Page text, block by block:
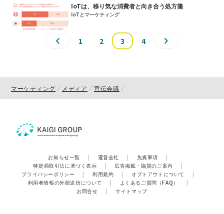
IoTは、移り気な消費者と向き合う処方箋
IoTとマーケティング
1 2 3 4
マーケティング メディア 宣伝会議
お知らせ一覧 | 運営会社 | 免責事項
|
特定商取引法に基づく表示
| 広告掲載・協賛のご案内
|
プライバシーポリシー
| 利用規約 | オプトアウトについて
|
利用者情報の外部送信について
| よくあるご質問（FAQ）
|
お問合せ
| サイトマップ